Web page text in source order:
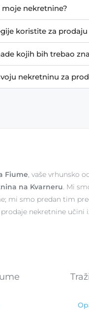
nekretnine?
koristite za
kojih bih trebao
nekretninu za
Fiume, vaše vrhunsko
na Kvarneru. Mi
mi smo predan tim
nekretnine učini